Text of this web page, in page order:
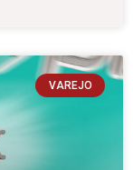
VAREJO